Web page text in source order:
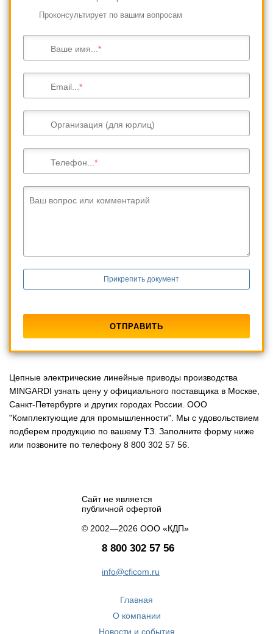
Проконсультирует по вашим вопросам
Ваше имя...
Email...
Организация (для юрлиц)
Телефон...
Ваш вопрос или комментарий
Прикрепить документ
Цепные электрические линейные приводы производства
MINGARDI узнать цену у официального поставщика в Москве,
Санкт-Петербурге и других городах России. ООО
"Комплектующие для промышленности". Мы с удовольствием
подберем продукцию по вашему ТЗ. Заполните форму ниже
или позвоните по телефону 8 800 302 57 56.
Сайт не является
публичной офертой
© 2002—2026 ООО «КДП»
8 800 302 57 56
info@cficom.ru
Главная
О компании
Новости и события